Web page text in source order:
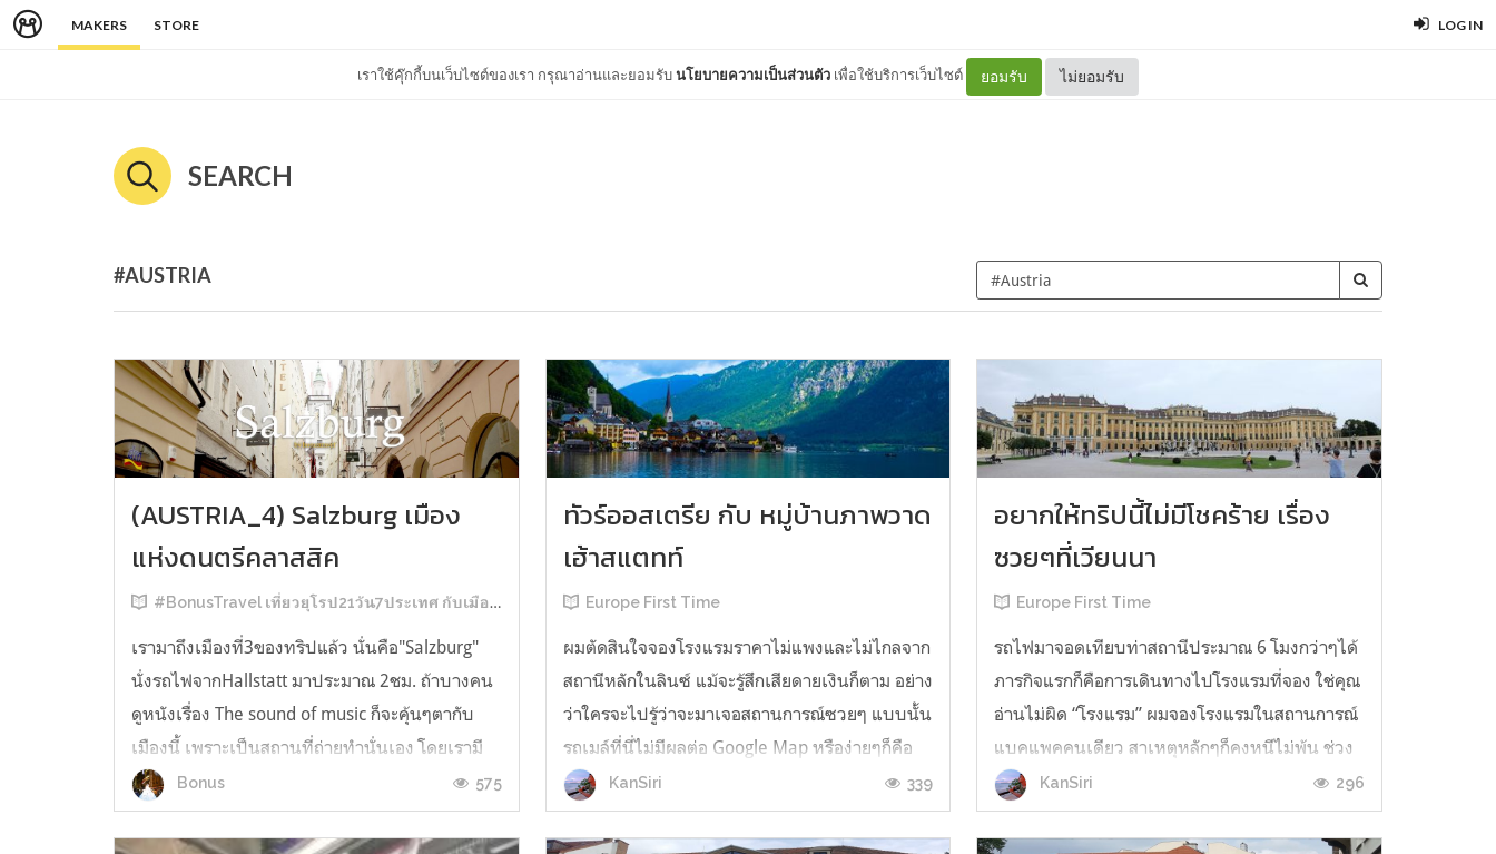
MAKERS STORE LOG IN
เราใช้คุ๊กกี้บนเว็บไซต์ของเรา กรุณาอ่านและยอมรับนโยบายความเป็นส่วนตัว เพื่อใช้บริการเว็บไซต์ ยอมรับ ไม่ยอมรับ
SEARCH
#AUSTRIA
(AUSTRIA_4) Salzburg เมือง
แห่งดนตรีคลาสสิค
#BonusTravel เที่ยวยุโรป21วัน7ประเทศ กับเมืองในฝัน :D
เรามาถึงเมืองที่3ของทริปแล้ว นั่นคือ"Salzburg"
นั่งรถไฟจากHallstatt มาประมาณ 2ชม. ถ้าบางคน
ดูหนังเรื่อง The sound of music ก็จะคุ้นๆตากับ
เมืองนี้ เพราะเป็นสถานที่ถ่ายทำนั่นเอง โดยเรามี
เวลา1คืนดังนั้นเราจึงตัดสินใจ 'เดินเที่ยว' เพราะ
สถานที่หลักๆอยู่ไม่ไกลจากสถานีรถไฟเท่าไร เมือง
ซาลส์บวร์ก(Salzburg) ม...
Bonus 575
ทัวร์ออสเตรีย กับ หมู่บ้านภาพวาด
เฮ้าสแตทท์
Europe First Time
ผมตัดสินใจจองโรงแรมราคาไม่แพงและไม่ไกลจาก
สถานีหลักในลินซ์ แม้จะรู้สึกเสียดายเงินก็ตาม อย่าง
ว่าใครจะไปรู้ว่าจะมาเจอสถานการณ์ซวยๆ แบบนั้น
รถเมล์ที่นี่ไม่มีผลต่อ Google Map หรือง่ายๆก็คือ
ใช้อากู๋หาสายรถเมล์ไม่ได้ในเมืองนี้ (อันนี้ต้อง
ศึกษากันนิดนึงนะเพราะกูเกิลบางทีไม่ยอมบอกสาย
รถเมล์หรือรถไฟในบางเมื...
KanSiri 339
อยากให้ทริปนี้ไม่มีโชคร้าย เรื่อง
ซวยๆที่เวียนนา
Europe First Time
รถไฟมาจอดเทียบท่าสถานีประมาณ 6 โมงกว่าๆได้
ภารกิจแรกก็คือการเดินทางไปโรงแรมที่จอง ใช่คุณ
อ่านไม่ผิด “โรงแรม” ผมจองโรงแรมในสถานการณ์
แบคแพคคนเดียว สาเหตุหลักๆก็คงหนีไม่พ้น ช่วง
เวลาอันโหดร้ายในปราก กับการมีรูมเมทอีก 11
ชีวิตในห้องห้องเดียว การเสียเงินประมาณ 1,500
บาทไทยต่อ 1 คืน คือการซื้อชีวิตที่ขาดห...
KanSiri 296